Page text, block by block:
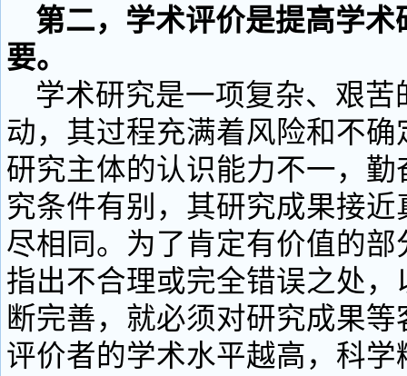
第二，学术评价是提高学术
要。
学术研究是一项复杂、艰苦
动，其过程充满着风险和不
研究主体的认识能力不一，
究条件有别，其研究成果接
尽相同。为了肯定有价值的
指出不合理或完全错误之处
断完善，就必须对研究成果
评价者的学术水平越高，科